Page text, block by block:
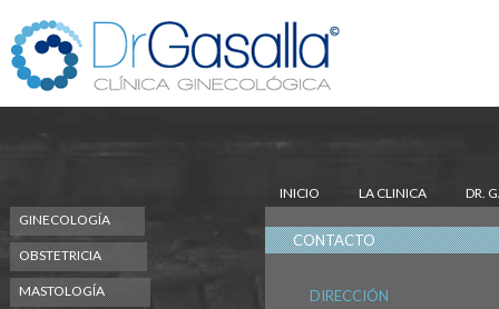
DR.
LA CLINICA
INICIO
GINECOLOGÍA
OBSTETRICIA
MASTOLOGÍA
CONTACTO
DIRECCIÓN